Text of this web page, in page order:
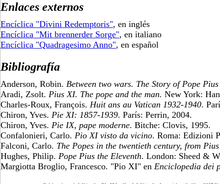
Enlaces externos
Encíclica "Divini Redemptoris", en inglés
Encíclica "Mit brennerder Sorge", en italiano
Encíclica "Quadragesimo Anno", en español
Bibliografía
Anderson, Robin. Between two wars. The Story of Pope
Aradi, Zsolt. Pius XI. The pope and the man. New York:
Charles-Roux, François. Huit ans au Vatican 1932-1940.
Chiron, Yves. Pie XI: 1857-1939. París: Perrin, 2004.
Chiron, Yves. Pie IX, pape moderne. Bitche: Clovis, 1995.
Confalonieri, Carlo. Pio XI visto da vicino. Roma: Edizioni
Falconi, Carlo. The Popes in the twentieth century, from
Hughes, Philip. Pope Pius the Eleventh. London: Sheed &
Margiotta Broglio, Francesco. "Pio XI" en Enciclopedia dei